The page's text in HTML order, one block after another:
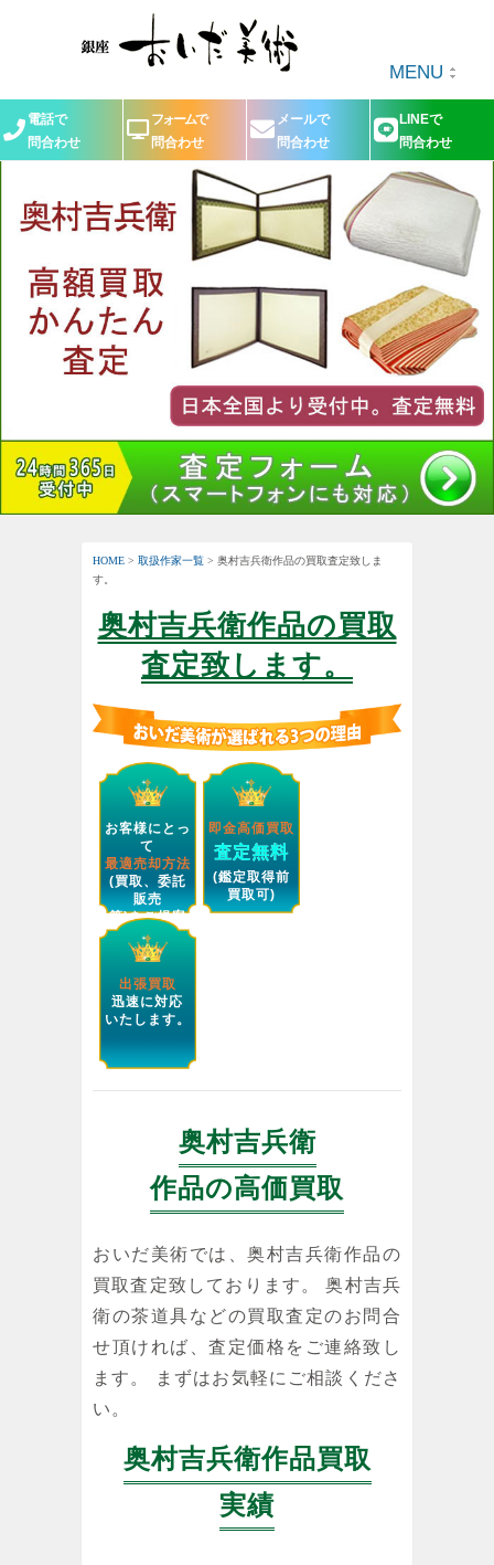
MENU
電話で
問合わせ
フォームで
問合わせ
メールで
問合わせ
LINEで
問合わせ
HOME > 取扱作家一覧 > 奥村吉兵衛作品の買取査定致しま
す。
奥村吉兵衛作品の買取
査定致します。
お客様にとっ
て
最適売却方法
(買取、委託
販売
等)をご提案
します。
即金高価買取
査定無料
(鑑定取得前
買取可)
出張買取
迅速に対応
いたします。
奥村吉兵衛
作品の高価買取
おいだ美術では、奥村吉兵衛作品の
買取査定致しております。 奥村吉兵
衛の茶道具などの買取査定のお問合
せ頂ければ、査定価格をご連絡致し
ます。 まずはお気軽にご相談くださ
い。
奥村吉兵衛作品買取
実績